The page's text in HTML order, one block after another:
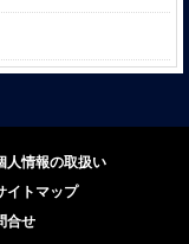
人情報の取扱い
イトマップ
合せ